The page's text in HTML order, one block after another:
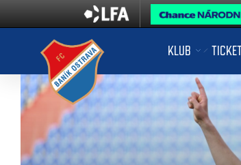
KLUB